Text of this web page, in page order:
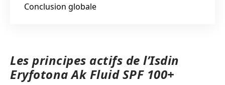
Conclusion globale
Les principes actifs de l’Isdin
Eryfotona Ak Fluid SPF 100+